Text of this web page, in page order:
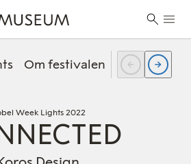
Om festivalen FAQ
Week Lights 2022